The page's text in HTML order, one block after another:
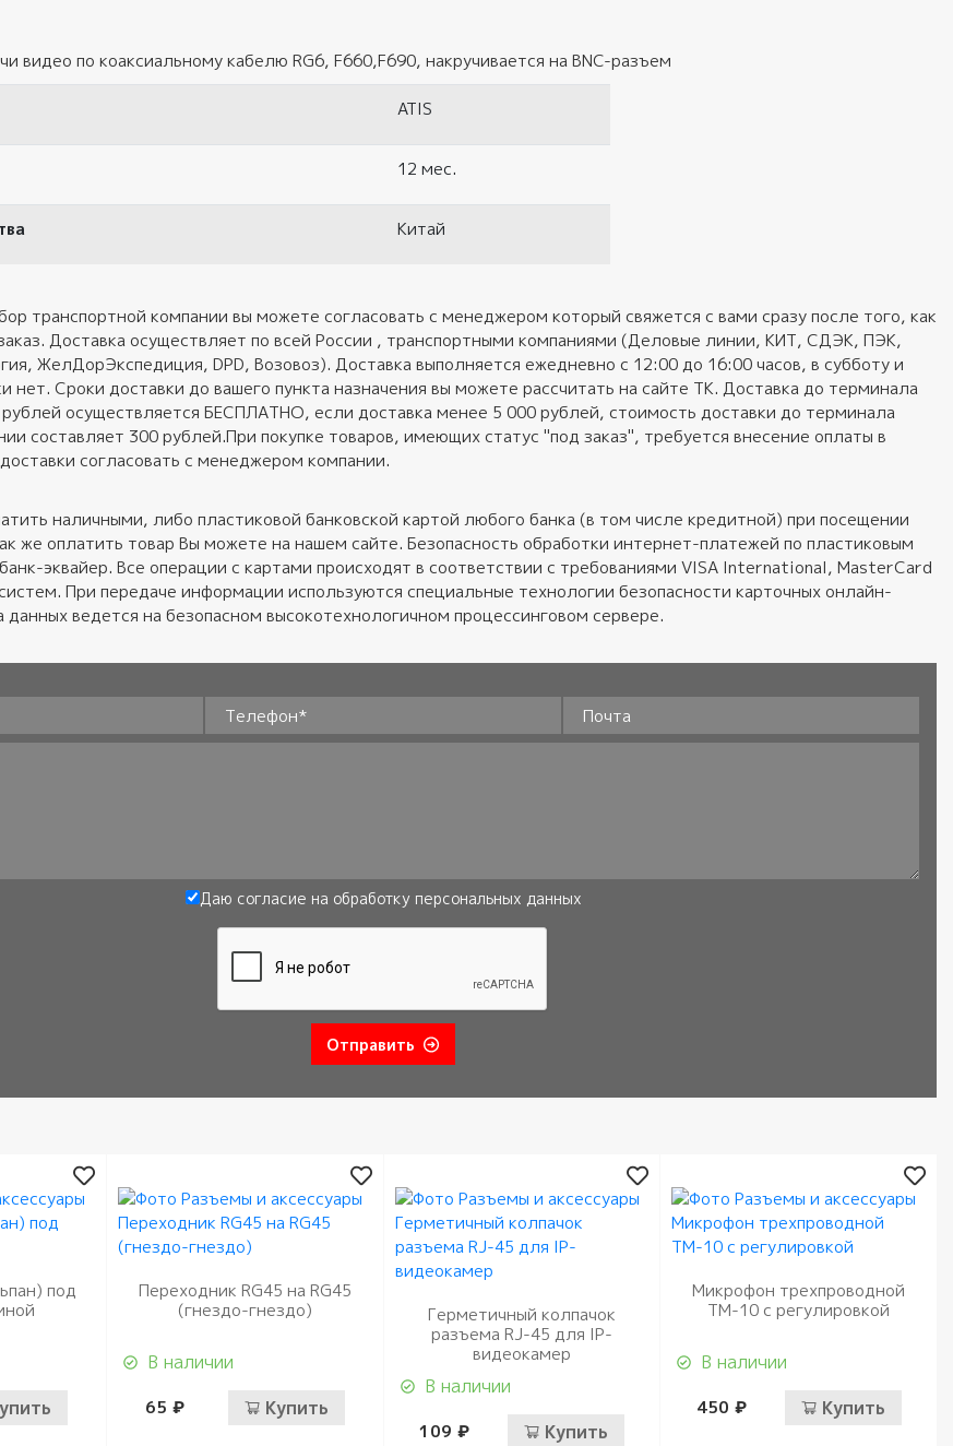
видео по коаксиальному кабелю RG6, F660,F690, накручивается на BNC-разъем
ATIS
12 мес.
Китай
транспортной компании вы можете согласовать с менеджером который свяжется с вами сразу после того, как
Доставка осуществляет по всей России , транспортными компаниями (Деловые линии, КИТ, СДЭК, ПЭК,
ЖелДорЭкспедиция, DPD, Возовоз). Доставка выполняется ежедневно с 12:00 до 16:00 часов, в субботу и
нет. Сроки доставки до вашего пункта назначения вы можете рассчитать на сайте ТК. Доставка до терминала
рублей осуществляется БЕСПЛАТНО, если доставка менее 5 000 рублей, стоимость доставки до терминала
составляет 300 рублей.При покупке товаров, имеющих статус "под заказ", требуется внесение оплаты в
согласовать с менеджером компании.
наличными, либо пластиковой банковской картой любого банка (в том числе кредитной) при посещении
же оплатить товар Вы можете на нашем сайте. Безопасность обработки интернет-платежей по пластиковым
эквайер. Все операции с картами происходят в соответствии с требованиями VISA International, MasterCard
При передаче информации используются специальные технологии безопасности карточных онлайн-
ведется на безопасном высокотехнологичном процессинговом сервере.
Телефон* Почта
Даю согласие на обработку персональных данных
Отправить
под
Переходник RG45 на RG45
(гнездо-гнездо)
В наличии
65 ₽ Купить
Герметичный колпачок
разъема RJ-45 для IP-
видеокамер
В наличии
109 ₽ Купить
Микрофон трехпроводной
ТМ-10 с регулировкой
В наличии
450 ₽ Купить